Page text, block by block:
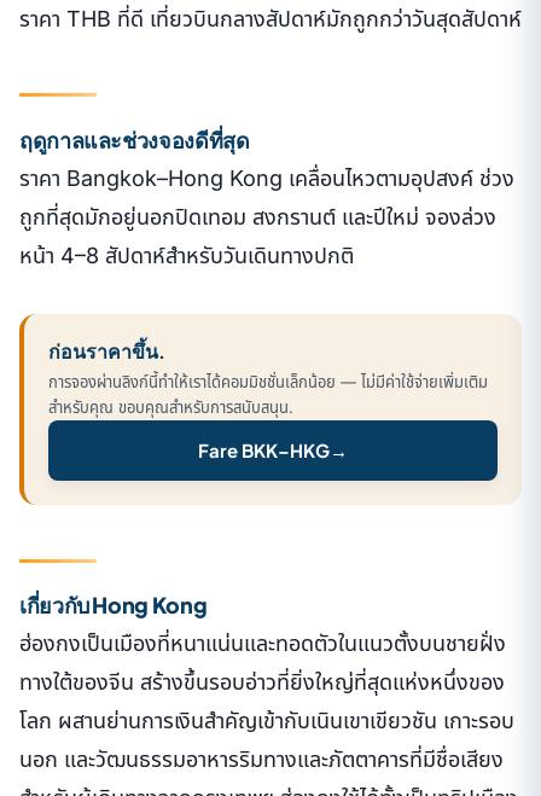
ราคา THB ที่ดี เที่ยวบินกลางสัปดาห์มักถูกกว่าวันสุดสัปดาห์
ฤดูกาลและช่วงจองดีที่สุด
ราคา Bangkok–Hong Kong เคลื่อนไหวตามอุปสงค์ ช่วง
ถูกที่สุดมักอยู่นอกปิดเทอม สงกรานต์ และปีใหม่ จองล่วง
หน้า 4–8 สัปดาห์สำหรับวันเดินทางปกติ
ก่อนราคาขึ้น.
การจองผ่านลิงก์นี้ทำให้เราได้คอมมิชชั่นเล็กน้อย — ไม่มีค่าใช้จ่ายเพิ่มเติม
สำหรับคุณ ขอบคุณสำหรับการสนับสนุน.
Fare BKK–HKG→
เกี่ยวกับ Hong Kong
ฮ่องกงเป็นเมืองที่หนาแน่นและทอดตัวในแนวตั้งบนชายฝั่ง
ทางใต้ของจีน สร้างขึ้นรอบอ่าวที่ยิ่งใหญ่ที่สุดแห่งหนึ่งของ
โลก ผสานย่านการเงินสำคัญเข้ากับเนินเขาเขียวชัน เกาะรอบ
นอก และวัฒนธรรมอาหารริมทางและภัตตาคารที่มีชื่อเสียง